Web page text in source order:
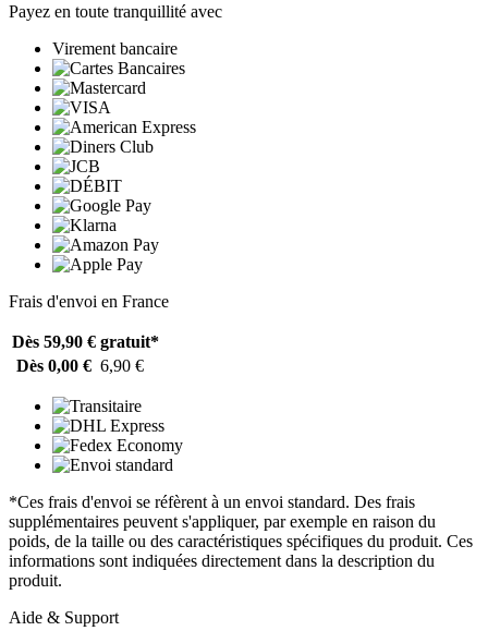
Payez en toute tranquillité avec
Virement bancaire
Frais d'envoi en France
Dès 59,90 € gratuit*
Dès 0,00 € 6,90 €
*Ces frais d'envoi se réfèrent à un envoi standard. Des frais
supplémentaires peuvent s'appliquer, par exemple en raison du
poids, de la taille ou des caractéristiques spécifiques du produit. Ces
informations sont indiquées directement dans la description du
produit.
Aide & Support